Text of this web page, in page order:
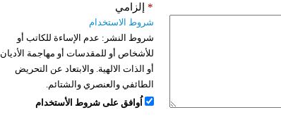
إلزامي *
شروط الاستخدام
شروط النشر: عدم الإساءة للكاتب أو
للأشخاص أو للمقدسات أو مهاجمة الأديان
أو الذات الالهية. والابتعاد عن التحريض
الطائفي والعنصري والشتائم.
اُوافق على شروط الأستخدام